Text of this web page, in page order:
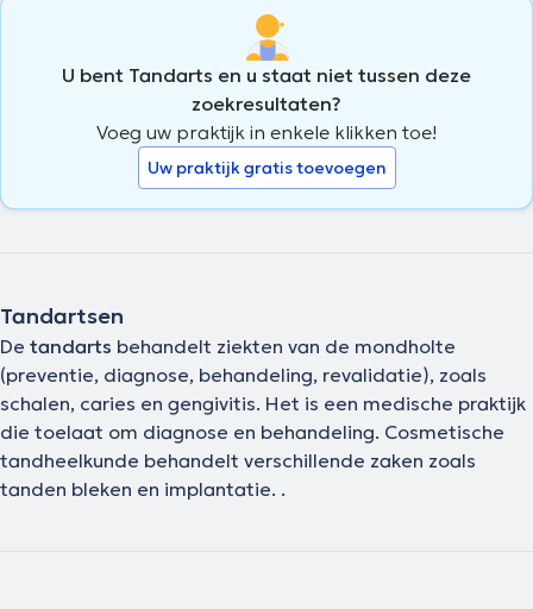
U bent Tandarts en u staat niet tussen deze
zoekresultaten?
Voeg uw praktijk in enkele klikken toe!
Uw praktijk gratis toevoegen
Tandartsen
De tandarts behandelt ziekten van de mondholte
(preventie, diagnose, behandeling, revalidatie), zoals
schalen, caries en gengivitis. Het is een medische praktijk
die toelaat om diagnose en behandeling. Cosmetische
tandheelkunde behandelt verschillende zaken zoals
tanden bleken en implantatie. .